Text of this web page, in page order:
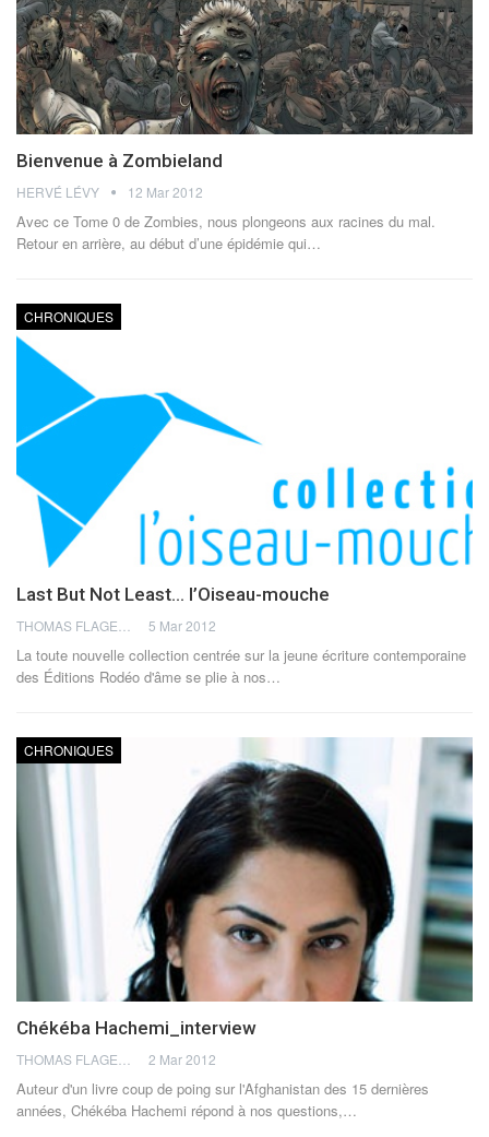
Bienvenue à Zombieland
HERVÉ LÉVY 12 Mar 2012
Avec ce Tome 0 de Zombies, nous plongeons aux racines du mal.
Retour en arrière, au début d’une épidémie qui…
CHRONIQUES
Last But Not Least… l’Oiseau-mouche
5 Mar 2012
La toute nouvelle collection centrée sur la jeune écriture contemporaine
des Éditions Rodéo d'âme se plie à nos…
CHRONIQUES
Chékéba Hachemi_interview
THOMAS FLAGEL 2 Mar 2012
Auteur d'un livre coup de poing sur l'Afghanistan des 15 dernières
années, Chékéba Hachemi répond à nos questions,…